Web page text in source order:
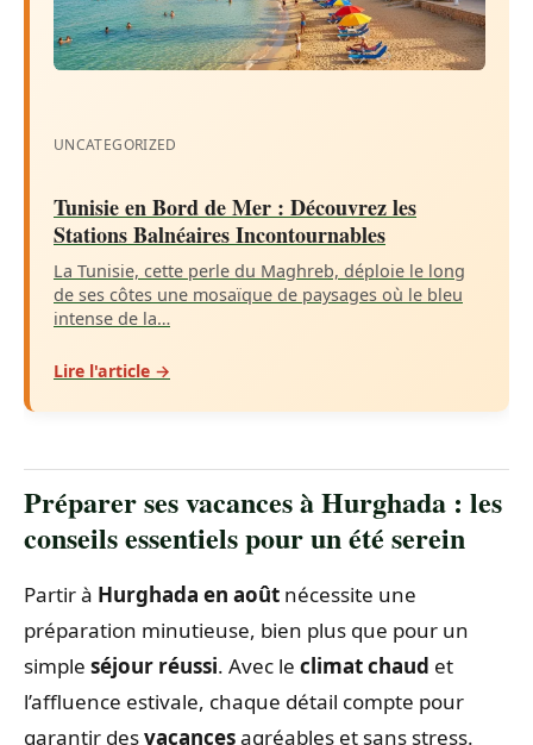
UNCATEGORIZED
Tunisie en Bord de Mer : Découvrez les
Stations Balnéaires Incontournables
La Tunisie, cette perle du Maghreb, déploie le long
de ses côtes une mosaïque de paysages où le bleu
intense de la…
Lire l'article →
Préparer ses vacances à Hurghada : les
conseils essentiels pour un été serein
Partir à Hurghada en août nécessite une
préparation minutieuse, bien plus que pour un
simple séjour réussi. Avec le climat chaud et
l’affluence estivale, chaque détail compte pour
garantir desvacancesagréables et sans stress.